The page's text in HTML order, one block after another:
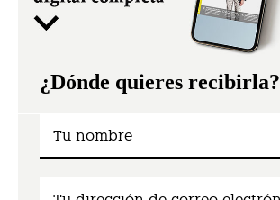
¿Dónde quieres recibirla?